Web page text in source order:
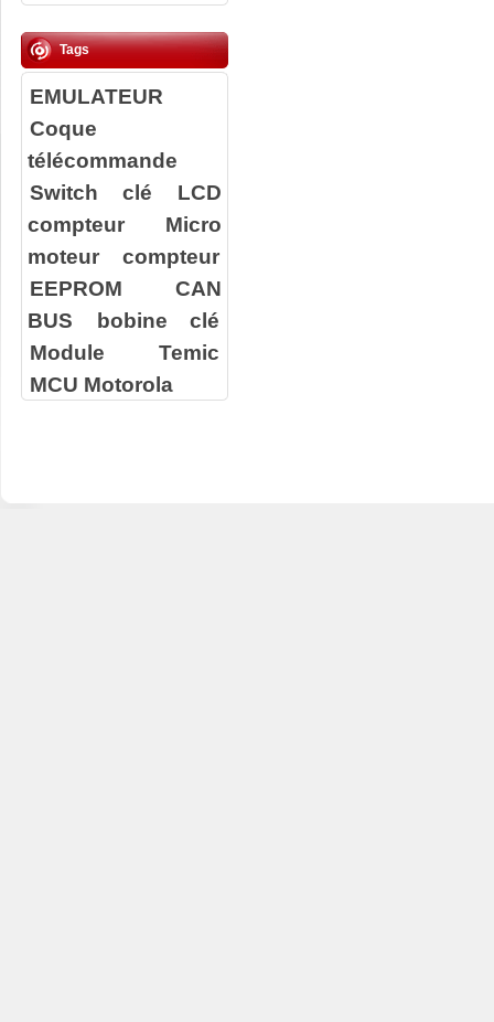
Tags
EMULATEUR
Coque
télécommande
Switch clé
LCD
compteur
Micro
moteur compteur
EEPROM
CAN
BUS
bobine clé
Module Temic
MCU Motorola